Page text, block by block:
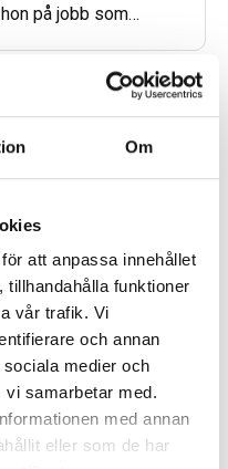
Om
att anpassa innehållet
tillhandahålla funktioner
vår trafik. Vi
och annan
medier och
vi samarbetar med.
med annan
eller som de har
på jobb som